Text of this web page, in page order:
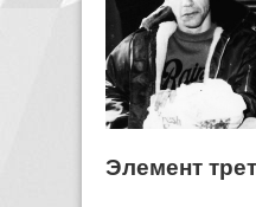
Элемент